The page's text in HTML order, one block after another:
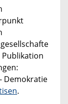
Demokratie
.